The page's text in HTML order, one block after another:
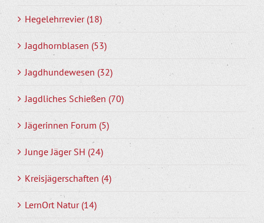
Hegelehrrevier (18)
Jagdhornblasen (53)
Jagdhundewesen (32)
Jagdliches Schießen (70)
Jägerinnen Forum (5)
Junge Jäger SH (24)
Kreisjägerschaften (4)
LernOrt Natur (14)